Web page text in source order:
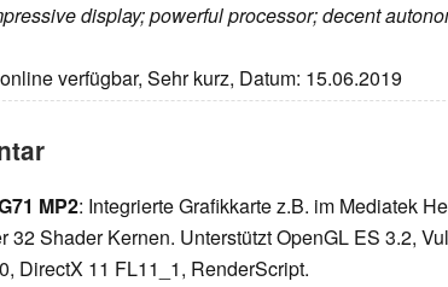
display; powerful processor; decent
verfügbar, Sehr kurz, Datum: 15.06.2019
MP2: Integrierte Grafikkarte z.B. im Mediatek
32 Shader Kernen. Unterstützt OpenGL ES 3.2,
DirectX 11 FL11_1, RenderScript.